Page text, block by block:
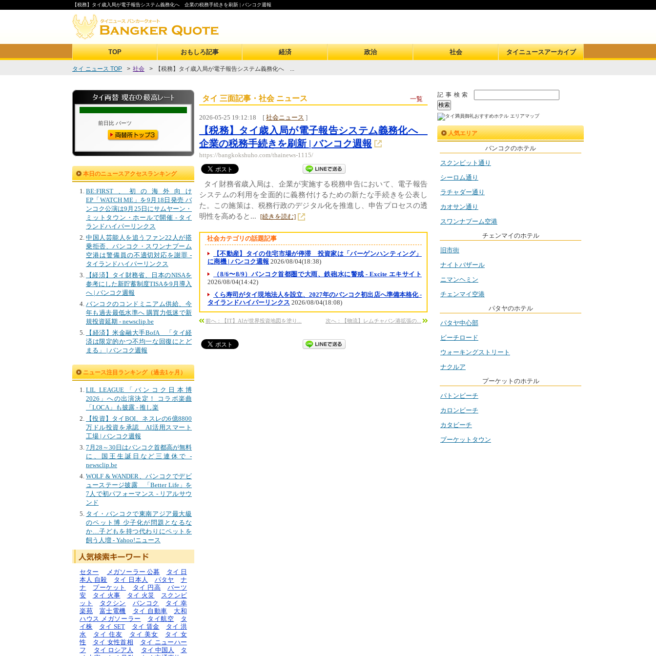
【税務】タイ歳入局が電子報告システム義務化へ 企業の税務手続きを刷新 | バンコク週報
TOP おもしろ記事 経済 政治 社会 タイニュースアーカイブ
タイ ニュース TOP > 社会 > 【税務】タイ歳入局が電子報告システム義務化へ ...
本日のニュースアクセスランキング
BE:FIRST、初の海外向け
EP「WATCH ME」を9月18日発売 バ
ンコク公演は9月25日にサムヤーン・
ミットタウン・ホールで開催 - タイ
ランドハイパーリンクス
中国人芸能人を追うファン22人が搭
乗拒否、バンコク・スワンナプーム
空港は警備員の不適切対応を謝罪 -
タイランドハイパーリンクス
【経済】タイ財務省、日本のNISAを
参考にした新貯蓄制度TISAを9月導入
へ | バンコク週報
バンコクのコンドミニアム供給、今
年も過去最低水準へ 購買力低迷で新
規投資延期 - newsclip.be
【経済】米金融大手BofA 「タイ経
済は限定的かつ不均一な回復にとど
まる」 | バンコク週報
ニュース注目ランキング（過去1ヶ月）
LIL LEAGUE「バンコク日本博
2026」への出演決定！ コラボ楽曲
「LOCA」も披露 - 推し楽
【投資】タイBOI、ネスレの6億8800
万ドル投資を承認 AI活用スマート
工場 | バンコク週報
7月28～30日はバンコク首都高が無料
に、国王生誕日など三連休で -
newsclip.be
WOLF & WANDER、バンコクでデビ
ューステージ披露 「Better Life」を
7人で初パフォーマンス - リアルサウ
ンド
タイ・バンコクで東南アジア最大級
のペット博 少子化が問題となるな
か…子どもを持つ代わりにペットを
飼う人増 - Yahoo!ニュース
セター メガソーラー 公募
タイ 日
本人 自殺
タイ 日本人 パタヤ
ナ
ナ
プーケット タイ 円高
バーツ
安
タイ 火事 タイ 火災
スクンビ
ット
タクシン バンコク
タイ 幸
楽苑
富士電機 タイ 自動車
大和
ハウス メガソーラー
タイ航空
タ
イ株
タイ SET タイ 賃金
タイ 洪
水
タイ 住友 タイ 美女
タイ 女
性
タイ 女性首相
タイ ニューハー
フ
タイ ロシア人 タイ 中国人
タ
タイ 三面記事・社会 ニュース 一覧
2026-05-25 19:12:18 [ 社会ニュース ]
【税務】タイ歳入局が電子報告システム義務化へ
企業の税務手続きを刷新 | バンコク週報
https://bangkokshuho.com/thainews-1115/
タイ財務省歳入局は、企業が実施する税務申告において、電子報告
システムの利用を全面的に義務付けるための新たな手続きを公表し
た。この施策は、税務行政のデジタル化を推進し、申告プロセスの透
明性を高めると... [続きを読む]
社会カテゴリの話題記事
【不動産】タイの住宅市場が停滞 投資家は「バーゲンハンティング」
に商機 | バンコク週報 2026/08/04(18:38)
（8/6〜8/9）バンコク首都圏で大雨、鉄砲水に警戒 - Excite エキサイト
2026/08/04(14:42)
くら寿司がタイ現地法人を設立、2027年のバンコク初出店へ準備本格化 -
タイランドハイパーリンクス 2026/08/04(18:08)
前へ：【IT】AIが世界投資地図を塗り... 次へ：【物流】レムチャバン港拡張の...
記事検索